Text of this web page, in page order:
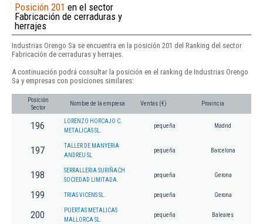
Posición 201 en el sector
Fabricación de cerraduras y
herrajes
Industrias Orengo Sa se encuentra en la posición 201 del Ranking del sector
Fabricación de cerraduras y herrajes.
A continuación podrá consultar la posición en el ranking de Industrias Orengo
Sa y empresas con posiciones similares:
Posición
Sector
Nombre de la empresa Ventas (€) Provincia
196
LORENZO HORCAJO C.
METALICAS SL.
pequeña Madrid
197
TALLER DE MANYERIA
ANDREU SL
pequeña Barcelona
198
SERRALLERIA SURIÑACH
SOCIEDAD LIMITADA.
pequeña Gerona
199 TRIAS VICENS SL. pequeña Gerona
200
PUERTAS METALICAS
MALLORCA SL.
pequeña Baleares